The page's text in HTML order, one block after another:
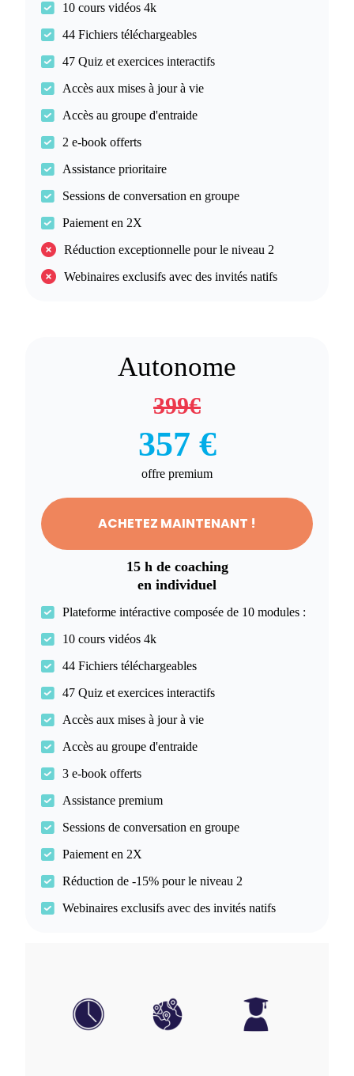
10 cours vidéos 4k
44 Fichiers téléchargeables
47 Quiz et exercices interactifs
Accès aux mises à jour à vie
Accès au groupe d'entraide
2 e-book offerts
Assistance prioritaire
Sessions de conversation en groupe
Paiement en 2X
Réduction exceptionnelle pour le niveau 2
Webinaires exclusifs avec des invités natifs
Autonome
399€
357 €
offre premium
ACHETEZ MAINTENANT !
15 h de coaching
en individuel
Plateforme intéractive composée de 10 modules :
10 cours vidéos 4k
44 Fichiers téléchargeables
47 Quiz et exercices interactifs
Accès aux mises à jour à vie
Accès au groupe d'entraide
3 e-book offerts
Assistance premium
Sessions de conversation en groupe
Paiement en 2X
Réduction de -15% pour le niveau 2
Webinaires exclusifs avec des invités natifs